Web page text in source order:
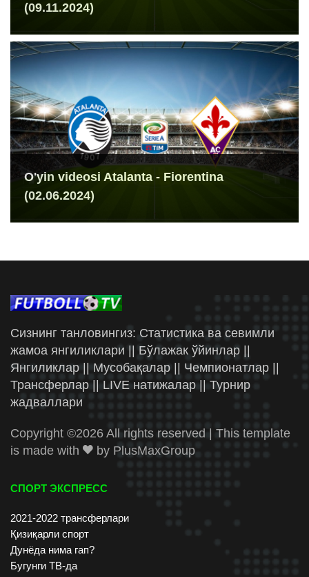
(09.11.2024)
O'yin videosi Atalanta - Fiorentina
(02.06.2024)
Сизнинг танловингиз: Статистика ва севимли
жамоа янгиликлари || Бўлажак ўйинлар ||
Янгиликлар || Мусобақалар || Чемпионатлар ||
Трансферлар || LIVE натижалар || Турнир
жадваллари
Copyright ©2026 All rights reserved | This template
is made with
by PlusMaxGroup
СПОРТ ЭКСПРЕСС
2021-2022 трансферлари
Қизиқарли спорт
Дунёда нима гап?
Бугунги ТВ-да